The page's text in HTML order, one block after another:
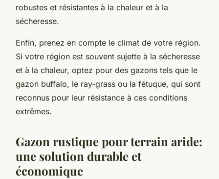
robustes et résistantes à la chaleur et à la
sécheresse.
Enfin, prenez en compte le climat de votre région.
Si votre région est souvent sujette à la sécheresse
et à la chaleur, optez pour des gazons tels que le
gazon buffalo, le ray-grass ou la fétuque, qui sont
reconnus pour leur résistance à ces conditions
extrêmes.
Gazon rustique pour terrain aride:
une solution durable et
économique